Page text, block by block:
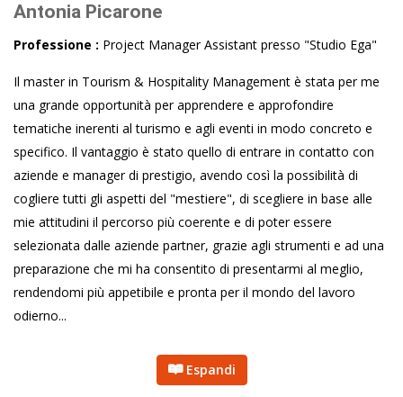
Antonia Picarone
Professione : Project Manager Assistant presso "Studio Ega"
Il master in Tourism & Hospitality Management è stata per me
una grande opportunità per apprendere e approfondire
tematiche inerenti al turismo e agli eventi in modo concreto e
specifico. Il vantaggio è stato quello di entrare in contatto con
aziende e manager di prestigio, avendo così la possibilità di
cogliere tutti gli aspetti del "mestiere", di scegliere in base alle
mie attitudini il percorso più coerente e di poter essere
selezionata dalle aziende partner, grazie agli strumenti e ad una
preparazione che mi ha consentito di presentarmi al meglio,
rendendomi più appetibile e pronta per il mondo del lavoro
odierno...
Espandi